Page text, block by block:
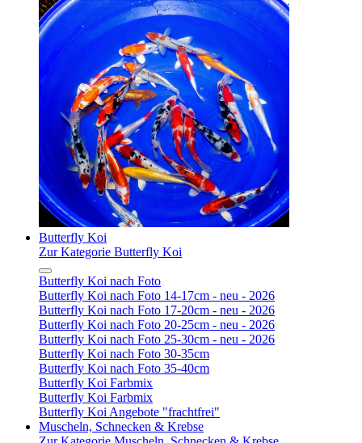
Butterfly Koi
Zur Kategorie Butterfly Koi
Butterfly Koi nach Foto
Butterfly Koi nach Foto 14-17cm - neu - 2026
Butterfly Koi nach Foto 17-20cm - neu - 2026
Butterfly Koi nach Foto 20-25cm - neu - 2026
Butterfly Koi nach Foto 25-30cm - neu - 2026
Butterfly Koi nach Foto 30-35cm
Butterfly Koi nach Foto 35-40cm
Butterfly Koi Farbmix
Butterfly Koi Farbmix
Butterfly Koi Angebote "frachtfrei"
Muscheln, Schnecken & Krebse